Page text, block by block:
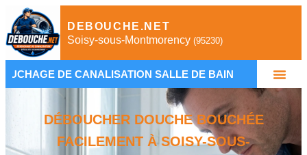
DEBOUCHE.NET
Soisy-sous-Montmorency (95230)
SALLE DE BAIN • PLOMBIER
DÉBOUCHER DOUCHE BOUCHÉE
FACILEMENT À SOISY-SOUS-